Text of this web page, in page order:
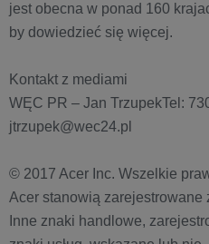
jest obecna w ponad 160
by dowiedzieć się więcej.
Kontakt z mediami
WĘC PR – Jan TrzupekTel:
jtrzupek@wec24.pl
© 2017 Acer Inc. Wszelkie
Acer stanowią zarejestrowane
Inne znaki handlowe,